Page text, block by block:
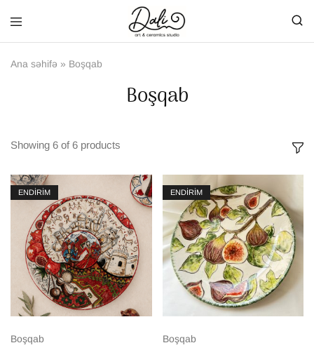
Ana səhifə » Boşqab
Boşqab
Showing 6 of6 products
ENDİRİM
Boşqab
ENDİRİM
Boşqab